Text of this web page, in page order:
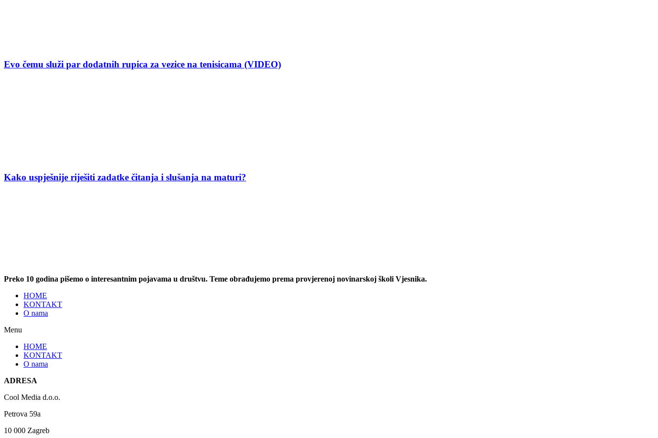
Evo čemu služi par dodatnih rupica za vezice na tenisicama (VIDEO)
Kako uspješnije riješiti zadatke čitanja i slušanja na maturi?
Preko 10 godina pišemo o interesantnim pojavama u društvu. Teme obrađujemo prema provjerenoj novinarskoj školi Vjesnika.
HOME
KONTAKT
O nama
Menu
HOME
KONTAKT
O nama
ADRESA
Cool Media d.o.o.
Petrova 59a
10 000 Zagreb